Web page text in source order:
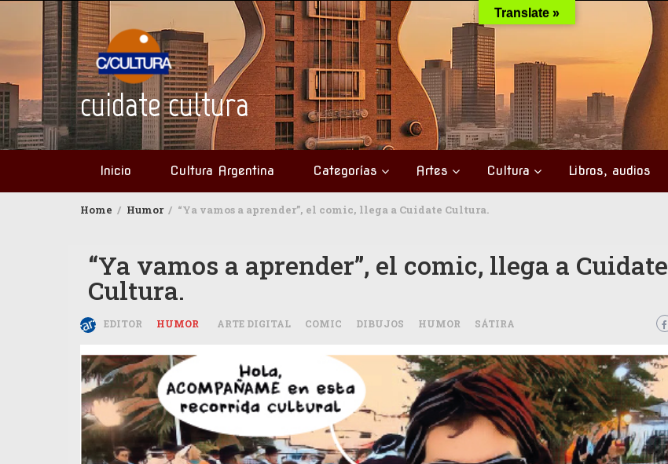
content
cuidate cultura
Inicio Cultura Argentina Categorías Artes Cultura Libros, audios
Home Humor “Ya vamos a aprender”, el comic, llega a Cuidate Cultura.
“Ya vamos a aprender”, el comic, llega a Cuidate
Cultura.
EDITOR HUMOR ARTE DIGITAL COMIC DIBUJOS HUMOR SÁTIRA
Translate »